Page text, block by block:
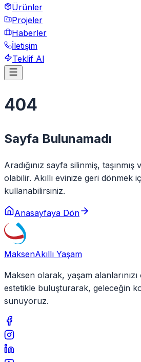
Ürünler
Projeler
Haberler
İletişim
Teklif Al
404
Sayfa Bulunamadı
Aradığınız sayfa silinmiş,
olabilir. Akıllı evinize geri dönmek
kullanabilirsiniz.
Anasayfaya Dön
MaksenAkıllı Yaşam
Maksen olarak, yaşam
estetikle buluşturarak, geleceğin
sunuyoruz.